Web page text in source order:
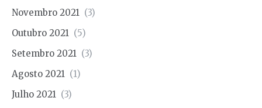
Novembro 2021 (3)
Outubro 2021 (5)
Setembro 2021 (3)
Agosto 2021 (1)
Julho 2021 (3)